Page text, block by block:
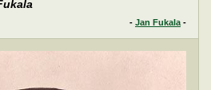
- Jan Fukala -